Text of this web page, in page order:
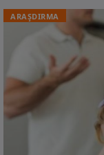
ARAŞDIRMA